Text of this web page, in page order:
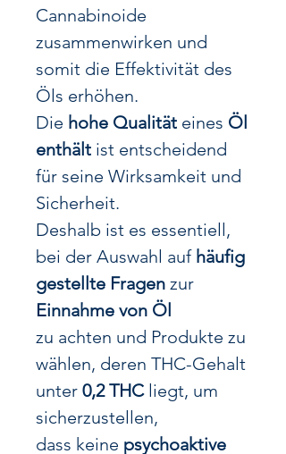
Cannabinoide
zusammenwirken und
somit die Effektivität des
Öls erhöhen.
Die hohe Qualität eines Öl
enthält ist entscheidend
für seine Wirksamkeit und
Sicherheit.
Deshalb ist es essentiell,
bei der Auswahl auf häufig
gestellte Fragen zur
Einnahme von Öl
zu achten und Produkte zu
wählen, deren THC-Gehalt
unter 0,2 THCliegt, um
sicherzustellen,
dass keine psychoaktive